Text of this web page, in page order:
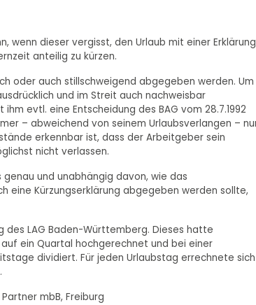
wenn dieser vergisst, den Urlaub mit einer
anteilig zu kürzen.
oder auch stillschweigend abgegeben werden. Um
und im Streit auch nachweisbar
evtl. eine Entscheidung des BAG vom 28.7.1992
– abweichend von seinem Urlaubsverlangen –
erkennbar ist, dass der Arbeitgeber sein
nicht verlassen.
und unabhängig davon, wie das
eine Kürzungserklärung abgegeben werden sollte,
des LAG Baden-Württemberg. Dieses hatte
ein Quartal hochgerechnet und bei einer
dividiert. Für jeden Urlaubstag errechnete sich
mbB, Freiburg